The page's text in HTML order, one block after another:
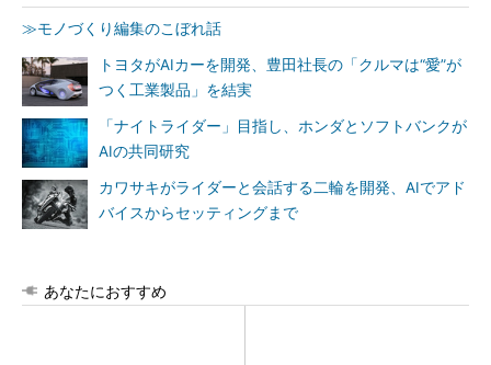
≫モノづくり編集のこぼれ話
トヨタがAIカーを開発、豊田社長の「クルマは“愛”が
つく工業製品」を結実
「ナイトライダー」目指し、ホンダとソフトバンクが
AIの共同研究
カワサキがライダーと会話する二輪を開発、AIでアド
バイスからセッティングまで
あなたにおすすめ